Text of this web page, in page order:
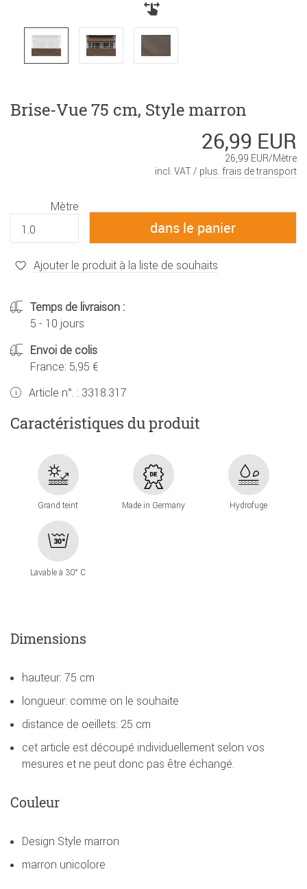
Brise-Vue 75 cm, Style marron
26,99 EUR
26,99 EUR/Mètre
incl. VAT / plus. frais de transport
Mètre
Ajouter le produit à la liste de souhaits
Temps de livraison :
5 - 10 jours
Envoi de colis
France: 5,95 €
Article n°. : 3318.317
Caractéristiques du produit
Grand teint Made in Germany Hydrofuge
Lavable à 30° C
Dimensions
hauteur: 75 cm
longueur: comme on le souhaite
distance de oeillets: 25 cm
cet article est découpé individuellement selon vos
mesures et ne peut donc pas être échangé.
Couleur
Design Style marron
marron unicolore